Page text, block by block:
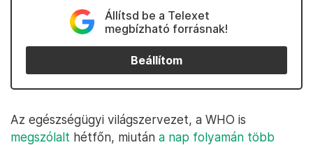
Állítsd be a Telexet
megbízható forrásnak!
Beállítom
Az egészségügyi világszervezet, a WHO is
megszólalt hétfőn, miután a nap folyamán több